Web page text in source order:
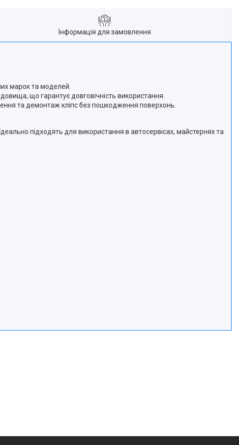
Інформація для замовлення
марок та моделей.
що гарантує довговічність використання.
та демонтаж кліпс без пошкодження поверхонь.
підходять для використання в автосервісах, майстернях та